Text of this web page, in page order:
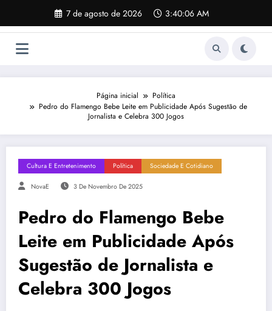
o
7 de agosto de 2026 3:40:07 AM
Página inicial
Política
Pedro do Flamengo Bebe Leite em Publicidade Após Sugestão de
Jornalista e Celebra 300 Jogos
Cultura E Entretenimento Política Sociedade E Cotidiano
NovaE 3 De Novembro De 2025
Pedro do Flamengo Bebe
Leite em Publicidade Após
Sugestão de Jornalista e
Celebra 300 Jogos